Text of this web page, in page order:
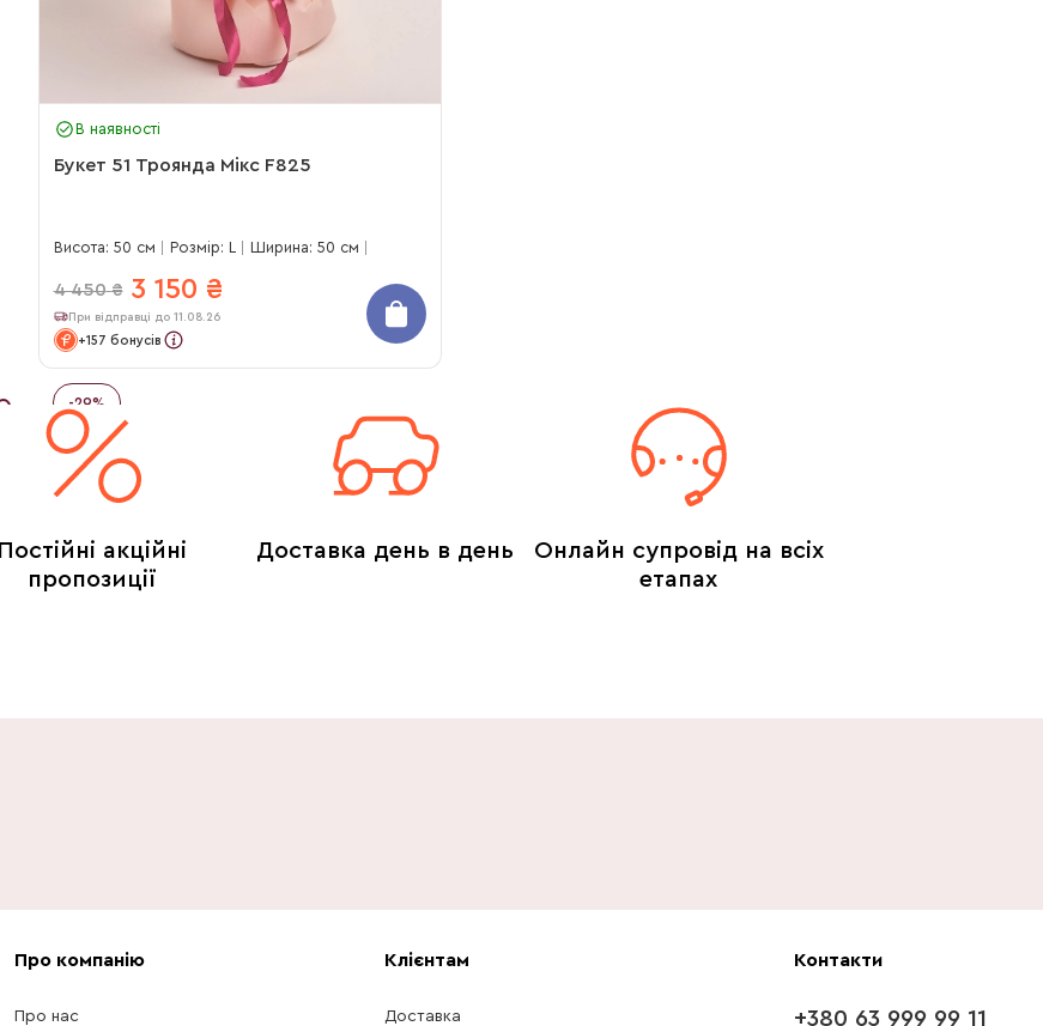
В наявності
Букет 51 Троянда Мікс F825
Висота: 50 см Розмір: L Ширина: 50 см
4 450 ₴ 3 150 ₴
При відправці до 11.08.26
+157 бонусів
-29%
Постійні акційні
пропозиції
Доставка день в день
Онлайн супровід на всіх
етапах
Про компанію
Про нас
Клієнтам
Доставка
Контакти
+380 63 999 99 11